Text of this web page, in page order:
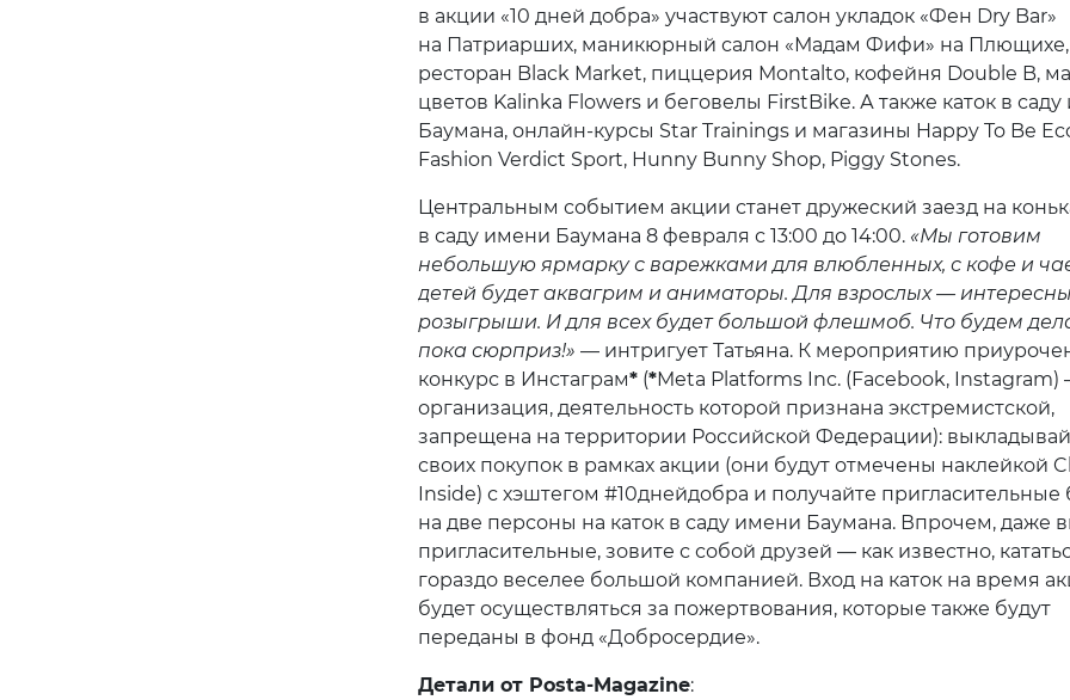
в акции «10 дней добра» участвуют салон укладок «Фен Dry Bar»
на Патриарших, маникюрный салон «Мадам Фифи» на Плющихе,
ресторан Black Market, пиццерия Montalto, кофейня Double B,
цветов Kalinka Flowers и беговелы FirstBike. А также каток в
Баумана, онлайн-курсы Star Trainings и магазины Happy To Be
Fashion Verdict Sport, Hunny Bunny Shop, Piggy Stones.
Центральным событием акции станет дружеский заезд на
в саду имени Баумана 8 февраля с 13:00 до 14:00. «Мы готовим
небольшую ярмарку с варежками для влюбленных, с кофе и
детей будет аквагрим и аниматоры. Для взрослых —
розыгрыши. И для всех будет большой флешмоб. Что будем
пока сюрприз!» — интригует Татьяна. К мероприятию
конкурс в Инстаграм*(*Meta Platforms Inc. (Facebook, Instagram)
организация, деятельность которой признана экстремистской,
запрещена на территории Российской Федерации):
своих покупок в рамках акции (они будут отмечены наклейкой
Inside) с хэштегом #10днейдобра и получайте пригласительные
на две персоны на каток в саду имени Баумана. Впрочем, даже
пригласительные, зовите с собой друзей — как известно,
гораздо веселее большой компанией. Вход на каток на время
будет осуществляться за пожертвования, которые также будут
переданы в фонд «Добросердие».
Детали от Posta-Magazine: